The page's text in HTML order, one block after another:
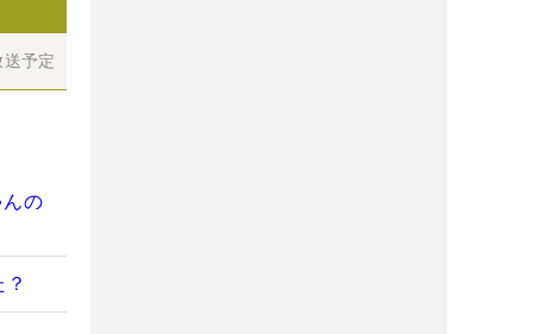
予定
の